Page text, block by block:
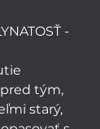
-
tým,
starý,